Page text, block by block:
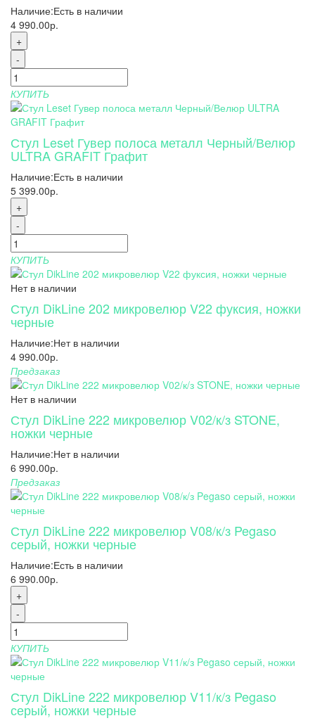
Наличие:Есть в наличии
4 990.00р.
+
-
КУПИТЬ
Стул Leset Гувер полоса металл Черный/Велюр
ULTRA GRAFIT Графит
Наличие:Есть в наличии
5 399.00р.
+
-
КУПИТЬ
Нет в наличии
Стул DikLine 202 микровелюр V22 фуксия, ножки
черные
Наличие:Нет в наличии
4 990.00р.
Предзаказ
Нет в наличии
Стул DikLine 222 микровелюр V02/к/з STONE,
ножки черные
Наличие:Нет в наличии
6 990.00р.
Предзаказ
Стул DikLine 222 микровелюр V08/к/з Pegaso
серый, ножки черные
Наличие:Есть в наличии
6 990.00р.
+
-
КУПИТЬ
Стул DikLine 222 микровелюр V11/к/з Pegaso
серый, ножки черные